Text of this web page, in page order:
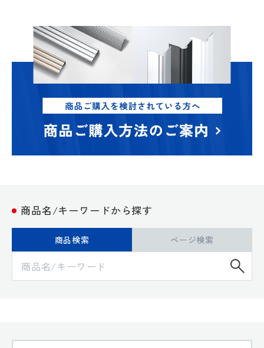
商品名/キーワードから探す
商品検索 ページ検索